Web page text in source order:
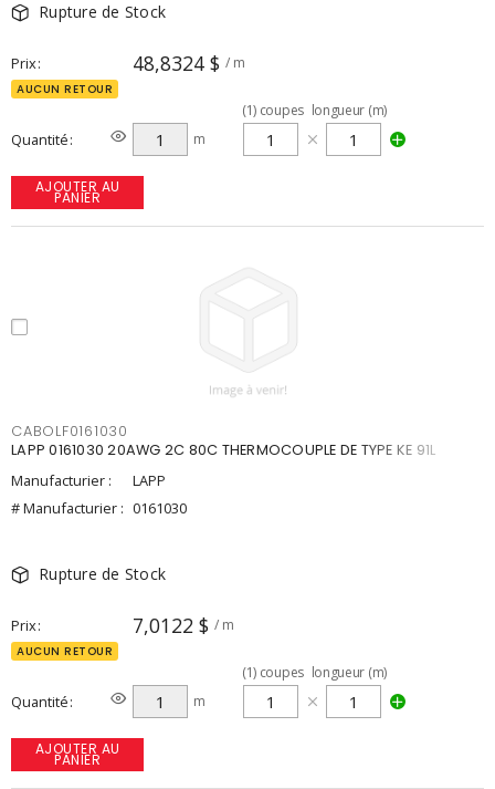
Rupture de Stock
Prix 48,8324 $ / m
AUCUN RETOUR
Quantité m
(1) coupes longueur (m)
AJOUTER AU
PANIER
CABOLF0161030
LAPP 0161030 20AWG 2C 80C THERMOCOUPLE DE TYPE KE 91L
Manufacturier :
LAPP
# Manufacturier : 0161030
Rupture de Stock
Prix 7,0122 $ / m
AUCUN RETOUR
Quantité m
(1) coupes longueur (m)
AJOUTER AU
PANIER